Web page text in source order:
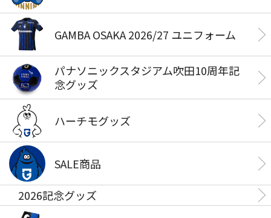
GAMBA OSAKA 2026/27 ユニフォーム
パナソニックスタジアム吹田10周年記
念グッズ
ハーチモグッズ
SALE商品
2026記念グッズ